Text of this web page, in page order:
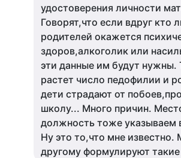
удостоверения личности
Говорят,что если вдруг кто
родителей окажется
здоров,алкоголик или
эти данные им будут нужны.
растет число педофилии и
дети страдают от
школу... Много причин.
должность тоже указываем
Ну это то,что мне известно.
другому формулируют